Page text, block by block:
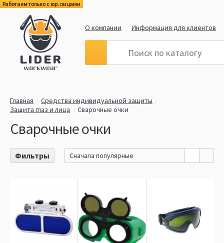
Работаем только с юр. лицами
О компании Информация для клиентов
Главная
Средства индивидуальной защиты
Защита глаз и лица
Сварочные очки
Фильтры Сначала популярные
Сварочные очки